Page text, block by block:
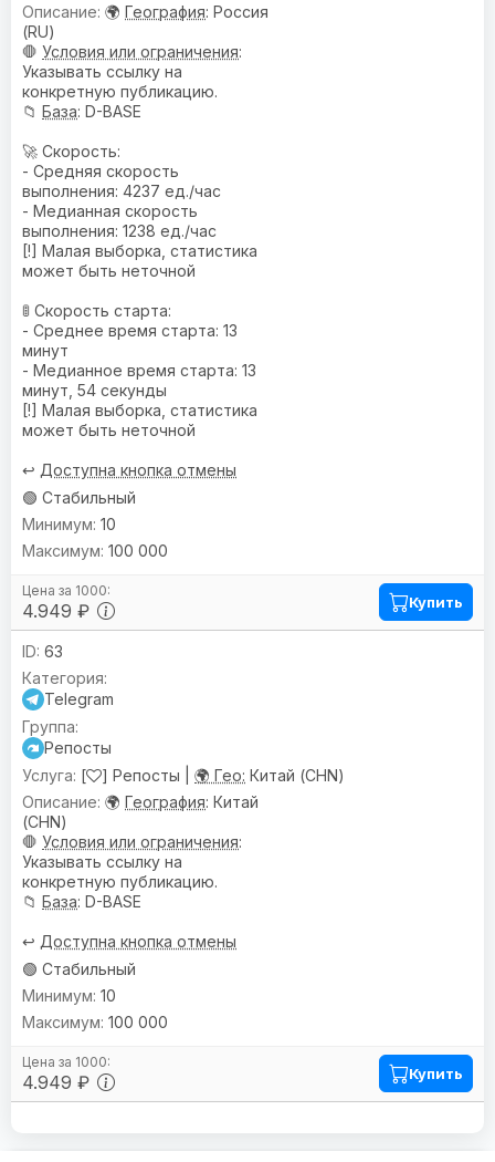
🌍 География: Россия
(RU)
🛑 Условия или ограничения:
Указывать ссылку на
конкретную публикацию.
📁 База: D-BASE
🚀 Скорость:
- Средняя скорость
выполнения: 4237 ед./час
- Медианная скорость
выполнения: 1238 ед./час
[!] Малая выборка, статистика
может быть неточной
🚦 Скорость старта:
- Среднее время старта: 13
минут
- Медианное время старта: 13
минут, 54 секунды
[!] Малая выборка, статистика
может быть неточной
↩️ Доступна кнопка отмены
🟢 Стабильный
4.949 ₽
10
100 000
Купить
63
Telegram
Репосты
[
] Репосты | 🌍 Гео: Китай (CHN)
🌍 География: Китай
(CHN)
🛑 Условия или ограничения:
Указывать ссылку на
конкретную публикацию.
📁 База: D-BASE
↩️ Доступна кнопка отмены
🟢 Стабильный
4.949 ₽
10
100 000
Купить